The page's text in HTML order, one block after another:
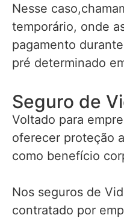
Nesse
temporário, onde
pagamento
pré determinado
Seguro de
Voltado para
oferecer proteção
como benefício
Nos seguros de
contratado por